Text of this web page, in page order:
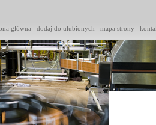
główna dodaj do ulubionych mapa strony